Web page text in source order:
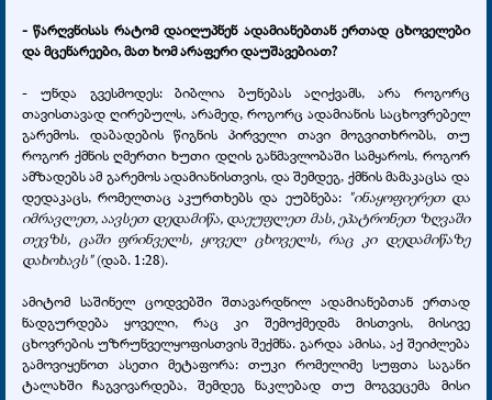
- წარღვნისას რატომ დაიღუპნენ ადამიანებთან ერთად ცხოველები
და მცენარეები, მათ ხომ არაფერი დაუშავებიათ?
- უნდა გვესმოდეს: ბიბლია ბუნებას აღიქვამს, არა როგორც
თავისთავად ღირებულს, არამედ, როგორც ადამიანის საცხოვრებელ
გარემოს. დაბადების წიგნის პირველი თავი მოგვითხრობს, თუ
როგორ ქმნის ღმერთი ხუთი დღის განმავლობაში სამყაროს, როგორ
ამზადებს ამ გარემოს ადამიანისთვის, და შემდეგ, ქმნის მამაკაცსა და
დედაკაცს, რომელთაც აკურთხებს და ეუბნება: "ინაყოფიერეთ და
იმრავლეთ, აავსეთ დედამიწა, დაეუფლეთ მას, ეპატრონეთ ზღვაში
თევზს, ცაში ფრინველს, ყოველ ცხოველს, რაც კი დედამიწაზე
დახოხავს"(დაბ. 1:28).
ამიტომ საშინელ ცოდვებში შთავარდნილ ადამიანებთან ერთად
ნადგურდება ყოველი, რაც კი შემოქმედმა მისთვის, მისივე
ცხოვრების უზრუნველყოფისთვის შექმნა. გარდა ამისა, აქ შეიძლება
გამოვიყენოთ ასეთი მეტაფორა: თუკი რომელიმე სუფთა საგანი
ტალახში ჩაგვივარდება, შემდეგ ნაკლებად თუ მოგვეცემა მისი